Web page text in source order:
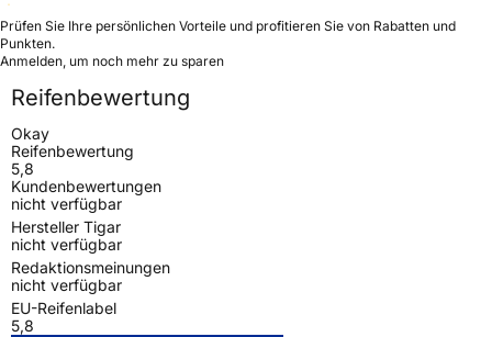
Prüfen Sie Ihre persönlichen Vorteile und profitieren Sie von Rabatten und
Punkten.
Anmelden, um noch mehr zu sparen
Reifenbewertung
Okay
Reifenbewertung
5,8
Kundenbewertungen
nicht verfügbar
Hersteller Tigar
nicht verfügbar
Redaktionsmeinungen
nicht verfügbar
EU-Reifenlabel
5,8